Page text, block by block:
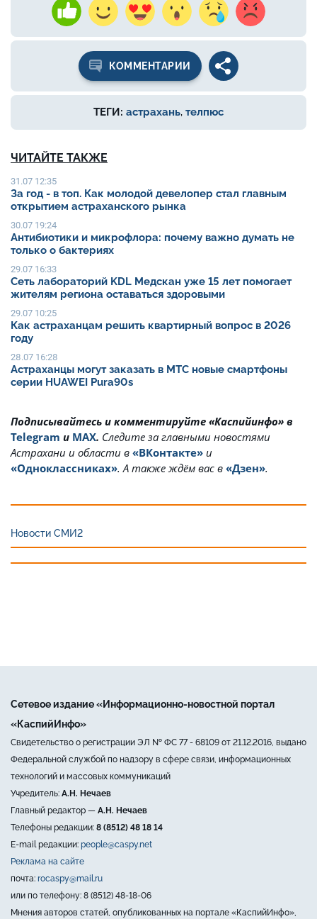
КОММЕНТАРИИ
ТЕГИ: астрахань, телпюс
ЧИТАЙТЕ ТАКЖЕ
31.07 12:35
За год - в топ. Как молодой девелопер стал главным
открытием астраханского рынка
30.07 19:24
Антибиотики и микрофлора: почему важно думать не
только о бактериях
29.07 16:33
Сеть лабораторий KDL Медскан уже 15 лет помогает
жителям региона оставаться здоровыми
29.07 10:25
Как астраханцам решить квартирный вопрос в 2026
году
28.07 16:28
Астраханцы могут заказать в МТС новые смартфоны
серии HUAWEI Pura90s
Подписывайтесь и комментируйте «Каспийинфо» в
Telegram и MAX. Cледите за главными новостями
Астрахани и области в «ВКонтакте» и
«Одноклассниках». А также ждём вас в «Дзен».
Новости СМИ2
Сетевое издание «Информационно-новостной портал
«КаспийИнфо»
Свидетельство о регистрации ЭЛ № ФС 77 - 68109 от 21.12.2016, выдано
Федеральной службой по надзору в сфере связи, информационных
технологий и массовых коммуникаций
Учредитель: А.Н. Нечаев
Главный редактор — А.Н. Нечаев
Телефоны редакции: 8 (8512) 48 18 14
E-mail редакции: people@caspy.net
Реклама на сайте
почта: rocaspy@mail.ru
или по телефону: 8 (8512) 48-18-06
Мнения авторов статей, опубликованных на портале «КаспийИнфо»,